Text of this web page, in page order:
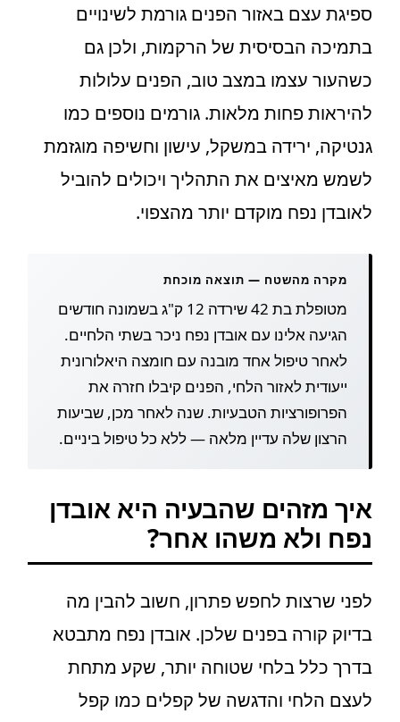
ספיגת עצם באזור הפנים גורמת לשינויים
בתמיכה הבסיסית של הרקמות, ולכן גם
כשהעור עצמו במצב טוב, הפנים עלולות
להיראות פחות מלאות. גורמים נוספים כמו
גנטיקה, ירידה במשקל, עישון וחשיפה מוגזמת
לשמש מאיצים את התהליך ויכולים להוביל
לאובדן נפח מוקדם יותר מהצפוי.
מקרה מהשטח — תוצאה מוכחת
מטופלת בת 42 שירדה 12 ק"ג בשמונה חודשים
הגיעה אלינו עם אובדן נפח ניכר בשתי הלחיים.
לאחר טיפול אחד מובנה עם חומצה היאלורונית
ייעודית לאזור הלחי, הפנים קיבלו חזרה את
הפרופורציות הטבעיות. שנה לאחר מכן, שביעות
הרצון שלה עדיין מלאה — ללא כל טיפול ביניים.
איך מזהים שהבעיה היא אובדן
נפח ולא משהו אחר?
לפני שרצות לחפש פתרון, חשוב להבין מה
בדיוק קורה בפנים שלכן. אובדן נפח מתבטא
בדרך כלל בלחי שטוחה יותר, שקע מתחת
לעצם הלחי והדגשה של קפלים כמו קפל